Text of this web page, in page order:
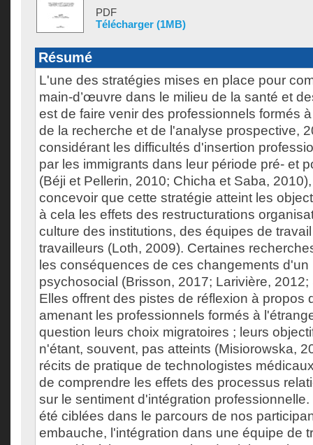
PDF
Télécharger (1MB)
Résumé
L'une des stratégies mises en place pour
main-d’œuvre dans le milieu de la santé et
est de faire venir des professionnels formés
de la recherche et de l'analyse prospective,
considérant les difficultés d'insertion
par les immigrants dans leur période pré- et
(Béji et Pellerin, 2010; Chicha et Saba,
concevoir que cette stratégie atteint les
à cela les effets des restructurations
culture des institutions, des équipes de
travailleurs (Loth, 2009). Certaines
les conséquences de ces changements d'un
psychosocial (Brisson, 2017; Larivière,
Elles offrent des pistes de réflexion à propos
amenant les professionnels formés à
question leurs choix migratoires ; leurs
n'étant, souvent, pas atteints (Misiorowska,
récits de pratique de technologistes
de comprendre les effets des processus
sur le sentiment d'intégration
été ciblées dans le parcours de nos
embauche, l'intégration dans une équipe de